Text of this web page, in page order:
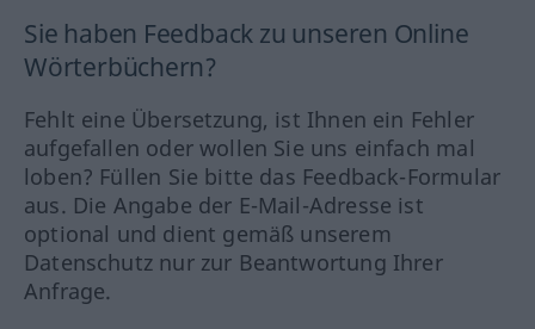
Sie haben Feedback zu unseren Online
Wörterbüchern?
Fehlt eine Übersetzung, ist Ihnen ein Fehler
aufgefallen oder wollen Sie uns einfach mal
loben? Füllen Sie bitte das Feedback-Formular
aus. Die Angabe der E-Mail-Adresse ist
optional und dient gemäß unserem
Datenschutz nur zur Beantwortung Ihrer
Anfrage.